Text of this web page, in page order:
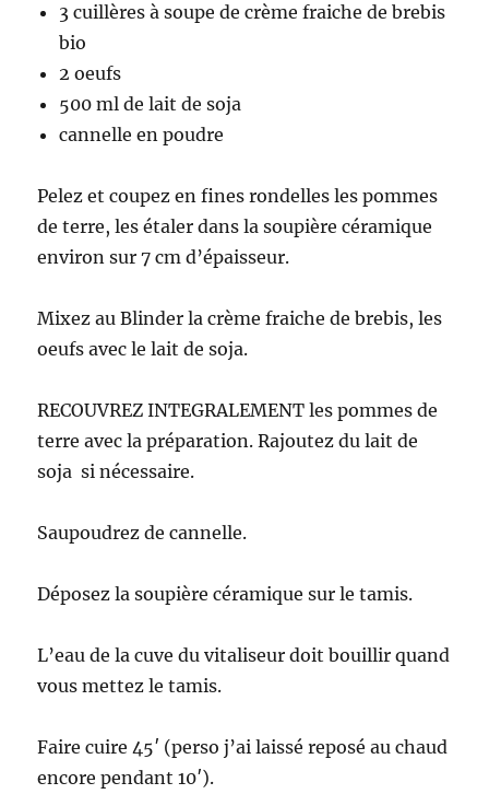
3 cuillères à soupe de crème fraiche de brebis
bio
2 oeufs
500 ml de lait de soja
cannelle en poudre
Pelez et coupez en fines rondelles les pommes
de terre, les étaler dans la soupière céramique
environ sur 7 cm d’épaisseur.
Mixez au Blinder la crème fraiche de brebis, les
oeufs avec le lait de soja.
RECOUVREZ INTEGRALEMENT les pommes de
terre avec la préparation. Rajoutez du lait de
soja si nécessaire.
Saupoudrez de cannelle.
Déposez la soupière céramique sur le tamis.
L’eau de la cuve du vitaliseur doit bouillir quand
vous mettez le tamis.
Faire cuire 45′ (perso j’ai laissé reposé au chaud
encore pendant 10′).